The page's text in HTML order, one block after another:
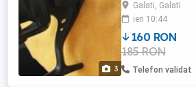
3
Galati, Galati
ieri 10:44
160 RON
185 RON
Telefon validat